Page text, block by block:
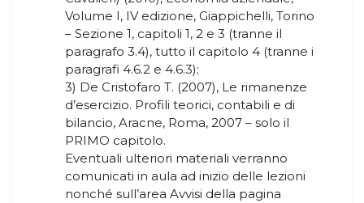
Volume I, IV edizione, Giappichelli, Torino
– Sezione 1, capitoli 1, 2 e 3 (tranne il
paragrafo 3.4), tutto il capitolo 4 (tranne i
paragrafi 4.6.2 e 4.6.3);
3) De Cristofaro T. (2007), Le rimanenze
d’esercizio. Profili teorici, contabili e di
bilancio, Aracne, Roma, 2007 – solo il
PRIMO capitolo.
Eventuali ulteriori materiali verranno
comunicati in aula ad inizio delle lezioni
nonché sull’area Avvisi della pagina